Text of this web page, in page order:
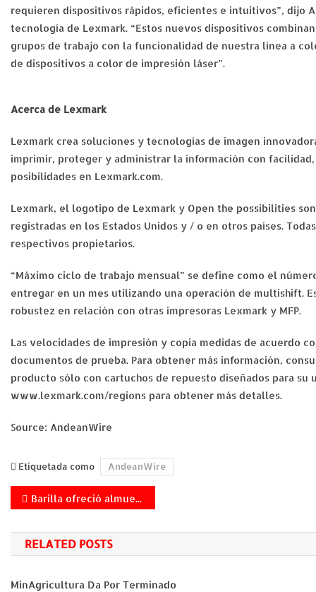
requieren dispositivos rápidos, eficientes e intuitivos”, dijo
tecnología de Lexmark. “Estos nuevos dispositivos
grupos de trabajo con la funcionalidad de nuestra línea a
de dispositivos a color de impresión láser”.
Acerca de Lexmark
Lexmark crea soluciones y tecnologías de imagen
imprimir, proteger y administrar la información con
posibilidades en Lexmark.com.
Lexmark, el logotipo de Lexmark y Open the possibilities
registradas en los Estados Unidos y / o en otros países.
respectivos propietarios.
“Máximo ciclo de trabajo mensual” se define como el
entregar en un mes utilizando una operación de multishift.
robustez en relación con otras impresoras Lexmark y MFP.
Las velocidades de impresión y copia medidas de acuerdo
documentos de prueba. Para obtener más información,
producto sólo con cartuchos de repuesto diseñados para
www.lexmark.com/regions para obtener más detalles.
Source: AndeanWire
Etiquetada como AndeanWire
Navegación
de
entradas
Barilla ofreció almuerzo para celebrar la Fiesta de Italia en Colombia
RELATED POSTS
MinAgricultura Da Por Terminado